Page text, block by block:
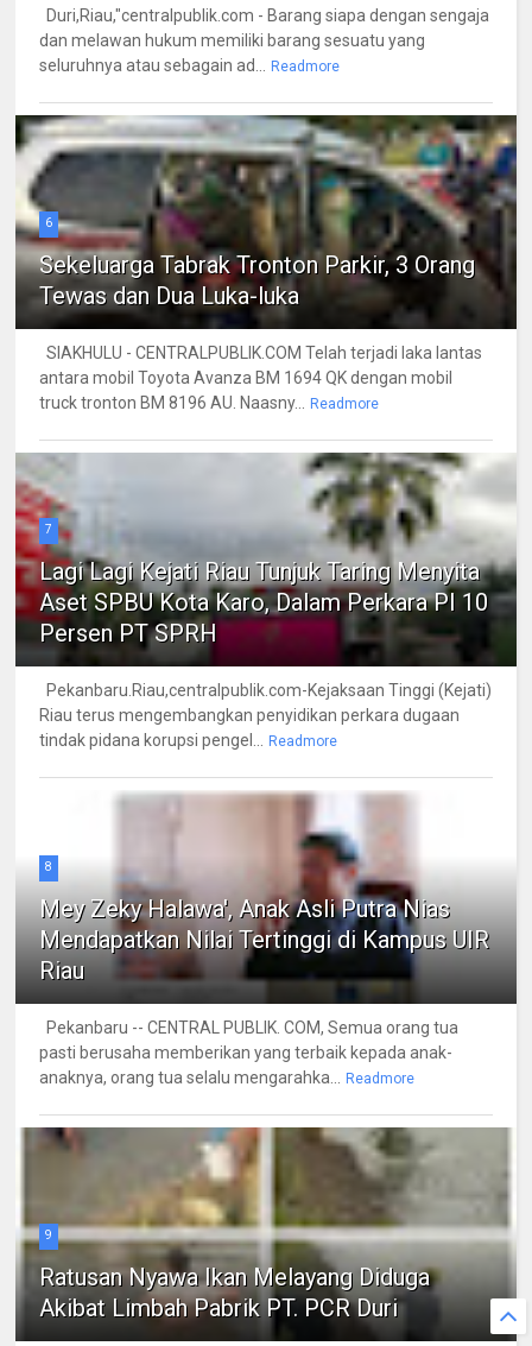
Duri,Riau,"centralpublik.com - Barang siapa dengan sengaja
dan melawan hukum memiliki barang sesuatu yang
seluruhnya atau sebagain ad...
Readmore
6
Sekeluarga Tabrak Tronton Parkir, 3 Orang
Tewas dan Dua Luka-luka
SIAKHULU - CENTRALPUBLIK.COM Telah terjadi laka lantas
antara mobil Toyota Avanza BM 1694 QK dengan mobil
truck tronton BM 8196 AU. Naasny...
Readmore
7
Lagi Lagi Kejati Riau Tunjuk Taring Menyita
Aset SPBU Kota Karo, Dalam Perkara PI 10
Persen PT SPRH
Pekanbaru.Riau,centralpublik.com-Kejaksaan Tinggi (Kejati)
Riau terus mengembangkan penyidikan perkara dugaan
tindak pidana korupsi pengel...
Readmore
8
Mey Zeky Halawa', Anak Asli Putra Nias
Mendapatkan Nilai Tertinggi di Kampus UIR
Riau
Pekanbaru -- CENTRAL PUBLIK. COM, Semua orang tua
pasti berusaha memberikan yang terbaik kepada anak-
anaknya, orang tua selalu mengarahka...
Readmore
9
Ratusan Nyawa Ikan Melayang Diduga
Akibat Limbah Pabrik PT. PCR Duri